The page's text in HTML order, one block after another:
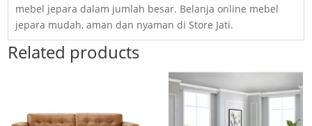
mebel jepara dalam jumlah besar. Belanja online mebel
jepara mudah, aman dan nyaman di Store Jati.
Related products